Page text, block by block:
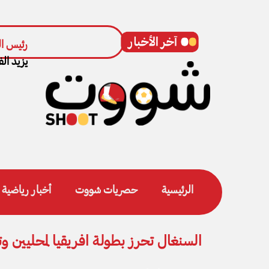
وزارة الشبابرئيس
يزيد
الرئيسية حصريات شووت أخبار رياضية
السنغال تحرز بطولة افريقيا